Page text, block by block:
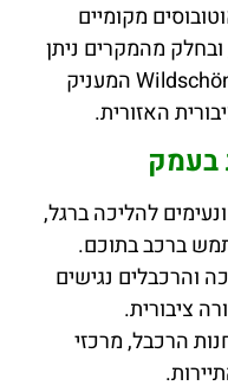
מקומיים
מהמקרים ניתן
להשתמש בכרטיס Wildschönau Card המעניק
האזורית.
בעמק
להליכה ברגל,
ברכב בתוכם.
והרכבלים נגישים
ציבורית.
הרכבל, מרכזי